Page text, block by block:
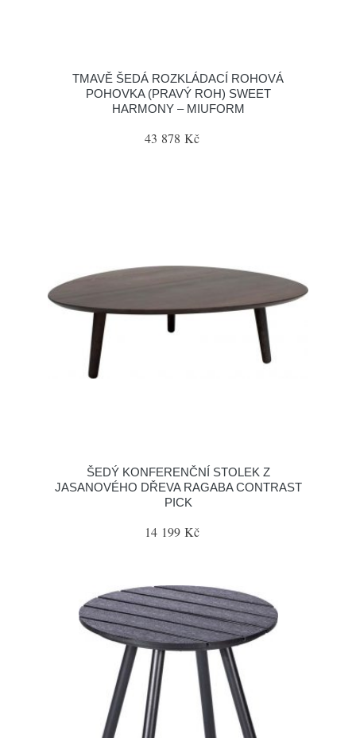
TMAVĚ ŠEDÁ ROZKLÁDACÍ ROHOVÁ
POHOVKA (PRAVÝ ROH) SWEET
HARMONY – MIUFORM
43 878 Kč
ŠEDÝ KONFERENČNÍ STOLEK Z
JASANOVÉHO DŘEVA RAGABA CONTRAST
PICK
14 199 Kč